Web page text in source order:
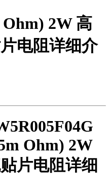
Ohm) 2W 高
电阻详细介
Ohm) 2W
片电阻详细